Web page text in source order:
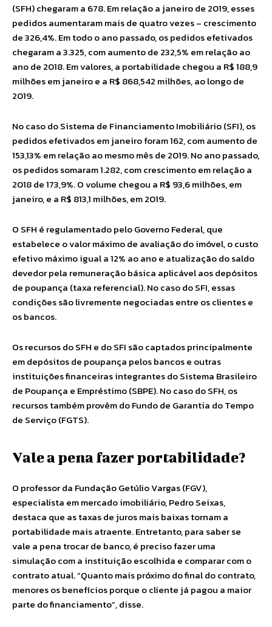
(SFH) chegaram a 678. Em relação a janeiro de 2019, esses
pedidos aumentaram mais de quatro vezes – crescimento
de 326,4%. Em todo o ano passado, os pedidos efetivados
chegaram a 3.325, com aumento de 232,5% em relação ao
ano de 2018. Em valores, a portabilidade chegou a R$ 188,9
milhões em janeiro e a R$ 868,542 milhões, ao longo de
2019.
No caso do Sistema de Financiamento Imobiliário (SFI), os
pedidos efetivados em janeiro foram 162, com aumento de
153,13% em relação ao mesmo mês de 2019. No ano passado,
os pedidos somaram 1.282, com crescimento em relação a
2018 de 173,9%. O volume chegou a R$ 93,6 milhões, em
janeiro, e a R$ 813,1 milhões, em 2019.
O SFH é regulamentado pelo Governo Federal, que
estabelece o valor máximo de avaliação do imóvel, o custo
efetivo máximo igual a 12% ao ano e atualização do saldo
devedor pela remuneração básica aplicável aos depósitos
de poupança (taxa referencial). No caso do SFI, essas
condições são livremente negociadas entre os clientes e
os bancos.
Os recursos do SFH e do SFI são captados principalmente
em depósitos de poupança pelos bancos e outras
instituições financeiras integrantes do Sistema Brasileiro
de Poupança e Empréstimo (SBPE). No caso do SFH, os
recursos também provêm do Fundo de Garantia do Tempo
de Serviço (FGTS).
Vale a pena fazer portabilidade?
O professor da Fundação Getúlio Vargas (FGV),
especialista em mercado imobiliário, Pedro Seixas,
destaca que as taxas de juros mais baixas tornam a
portabilidade mais atraente. Entretanto, para saber se
vale a pena trocar de banco, é preciso fazer uma
simulação com a instituição escolhida e comparar com o
contrato atual. “Quanto mais próximo do final do contrato,
menores os benefícios porque o cliente já pagou a maior
parte do financiamento”, disse.